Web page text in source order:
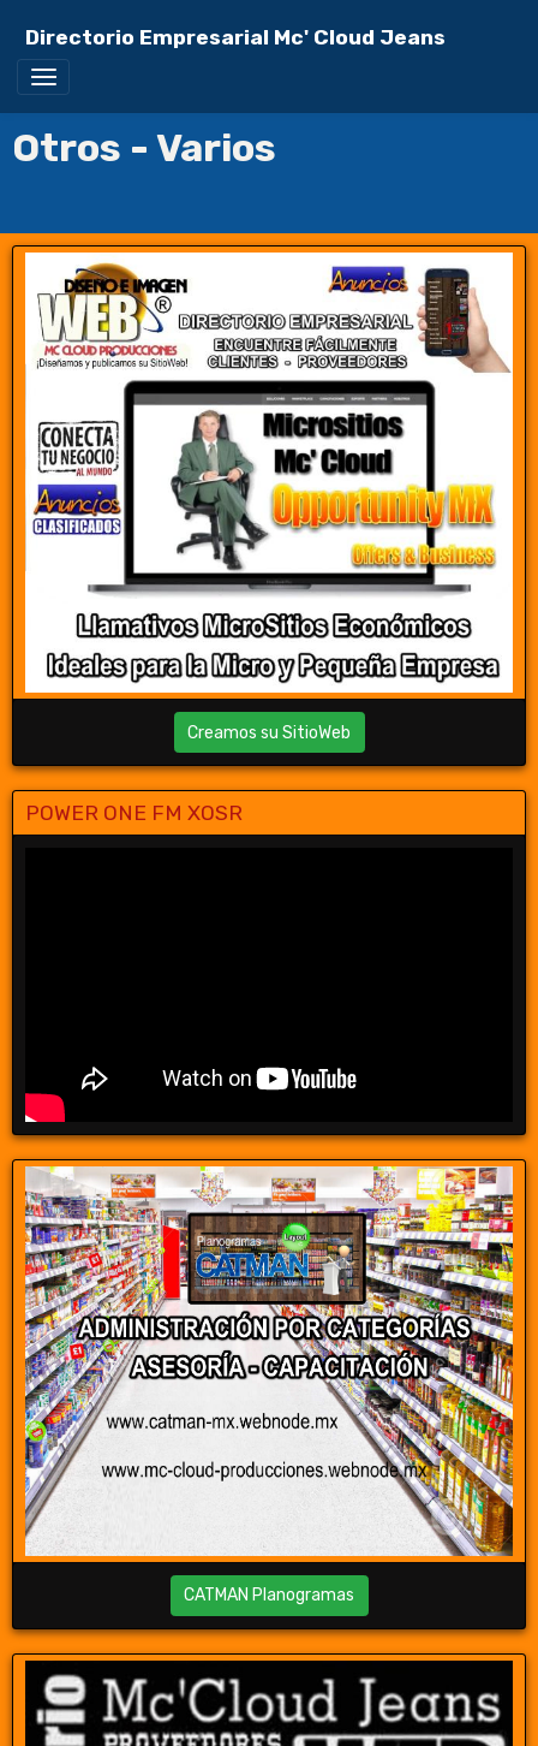
Directorio Empresarial Mc' Cloud Jeans
Otros - Varios
Creamos su SitioWeb
POWER ONE FM XOSR
CATMAN Planogramas